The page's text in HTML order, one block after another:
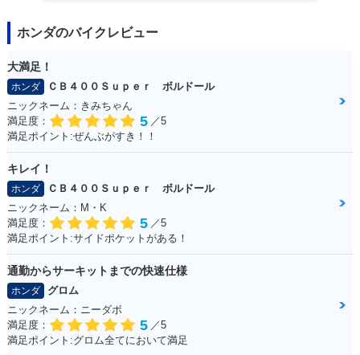
ジ
Transmission ABS
E Package・カラー
チェンジ
S・カラーチェンジ
2017年 NC750X Ty
pe LD・カラーチェ
ンジ
2017年 NC750X D
ual Clutch Transmi
ssion ABS E Packa
ホンダのバイクレビュー
大満足！
ホンダ
ＣＢ４００Ｓｕｐｅｒ ボルドール
ニックネーム：きみちゃん
満足度：
5 ／5
満足ポイント:ぜんぶがすき！！
キレイ！
ホンダ
ＣＢ４００Ｓｕｐｅｒ ボルドール
ニックネーム：M・K
満足度：
5 ／5
満足ポイント:サイドポケットがある！
通勤からサーキットまでの快速仕様
ホンダ
グロム
ニックネーム：ニーダボ
満足度：
5 ／5
満足ポイント:グロム全てにおいて満足